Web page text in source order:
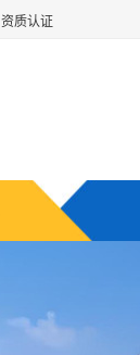
资质认证